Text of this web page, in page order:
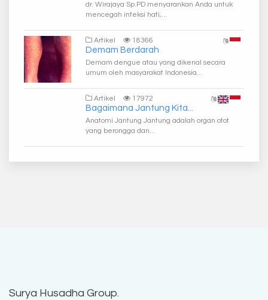
dr. Wirajaya Sp.PD menyarankan Anda untuk
mencegah infeksi hati,...
Artikel 18366
Demam Berdarah
Demam dengue atau yang dikenal secara
umum oleh masyarakat Indonesia...
Artikel 17972
Bagaimana Jantung Kita...
Anatomi Jantung Jantung adalah organ otot
yang berongga dan...
Surya Husadha Group.